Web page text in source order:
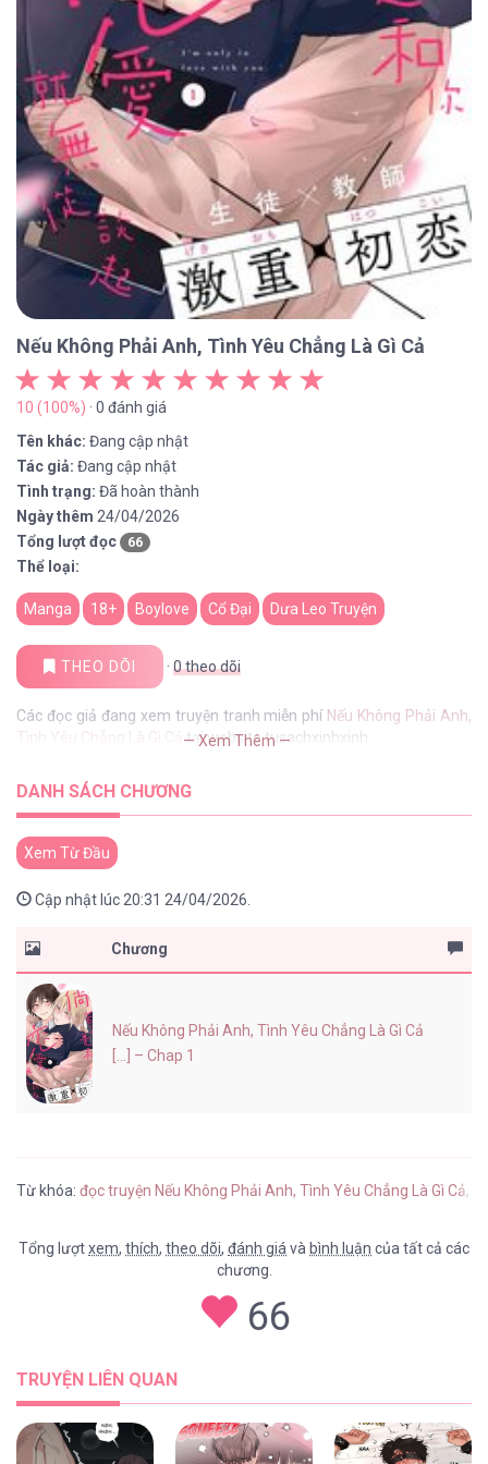
Nếu Không Phải Anh, Tình Yêu Chẳng Là Gì Cả
10 (100%) · 0 đánh giá
Tên khác: Đang cập nhật
Tác giả: Đang cập nhật
Tình trạng: Đã hoàn thành
Ngày thêm 24/04/2026
Tổng lượt đọc
66
Thể loại:
Manga 18+ Boylove Cổ Đại Dưa Leo Truyện
THEO DÕI · 0theo dõi
Các đọc giả đang xem truyện tranh miễn phí Nếu Không Phải Anh,
Tình Yêu Chẳng Là Gì Cả tại website tusachxinhxinh
— Xem Thêm —
DANH SÁCH CHƯƠNG
Xem Từ Đầu
Cập nhật lúc 20:31 24/04/2026.
Chương
Nếu Không Phải Anh, Tình Yêu Chẳng Là Gì Cả
[...] – Chap 1
Từ khóa: đọc truyện Nếu Không Phải Anh, Tình Yêu Chẳng Là Gì Cả,
Tổng lượtxem, thích, theo dõi, đánh giá và bình luận của tất cả các
chương.
66
TRUYỆN LIÊN QUAN